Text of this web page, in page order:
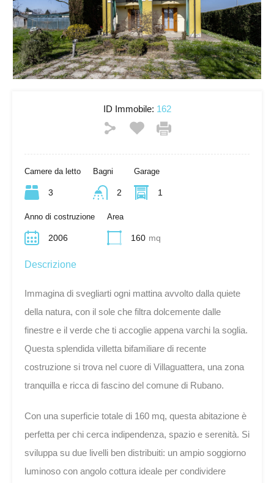
ID Immobile: 162
Camere da letto
3
Bagni
2
Garage
1
Anno di costruzione
2006
Area
160 mq
Descrizione
Immagina di svegliarti ogni mattina avvolto dalla quiete
della natura, con il sole che filtra dolcemente dalle
finestre e il verde che ti accoglie appena varchi la soglia.
Questa splendida villetta bifamiliare di recente
costruzione si trova nel cuore di Villaguattera, una zona
tranquilla e ricca di fascino del comune di Rubano.
Con una superficie totale di 160 mq, questa abitazione è
perfetta per chi cerca indipendenza, spazio e serenità. Si
sviluppa su due livelli ben distribuiti: un ampio soggiorno
luminoso con angolo cottura ideale per condividere